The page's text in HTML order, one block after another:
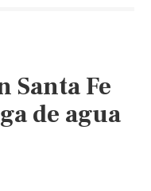
Santa Fe
de agua